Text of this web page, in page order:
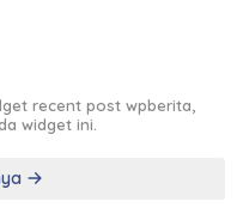
recent post wpberita,
widget ini.